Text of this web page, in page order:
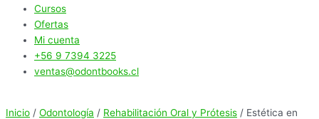
Cursos
Ofertas
Mi cuenta
+56 9 7394 3225
ventas@odontbooks.cl
Inicio / Odontología / Rehabilitación Oral y Prótesis / Estética en